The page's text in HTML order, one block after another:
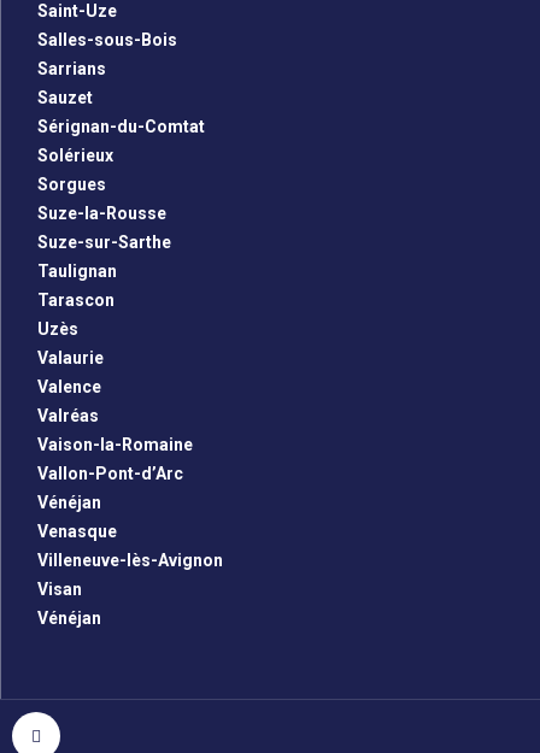
Saint-Uze
Salles-sous-Bois
Sarrians
Sauzet
Sérignan-du-Comtat
Solérieux
Sorgues
Suze-la-Rousse
Suze-sur-Sarthe
Taulignan
Tarascon
Uzès
Valaurie
Valence
Valréas
Vaison-la-Romaine
Vallon-Pont-d’Arc
Vénéjan
Venasque
Villeneuve-lès-Avignon
Visan
Vénéjan